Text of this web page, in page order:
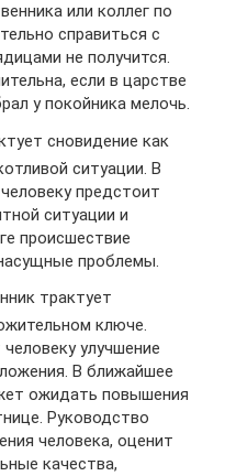
или коллег по
справиться с
не получится.
если в царстве
у покойника мелочь.
сновидение как
ситуации. В
предстоит
ситуации и
происшествие
проблемы.
трактует
ключе.
улучшение
В ближайшее
ожидать повышения
Руководство
человека, оценит
качества,